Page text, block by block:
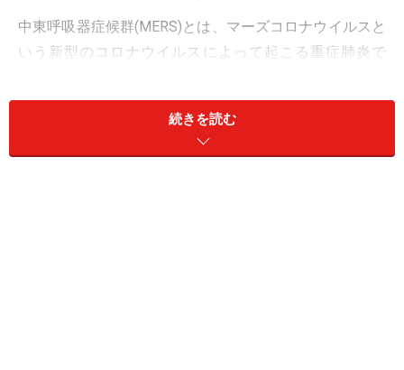
中東呼吸器症候群(MERS)とは、マーズコロナウイルスと
いう新型のコロナウイルスによって起こる重症肺炎で
で、その原因ウイルスMERS-CoVは、Middle East
respiratory syndrome coronavirus(MERS-CoV)の略。中東
のヨルダン、カタール、サウジアラビア、アラブ首長国
続きを読む